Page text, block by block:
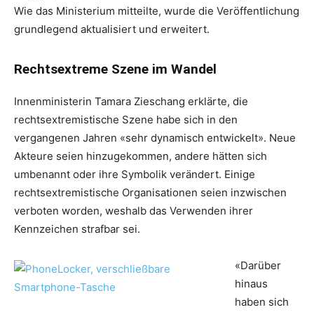
Wie das Ministerium mitteilte, wurde die Veröffentlichung
grundlegend aktualisiert und erweitert.
Rechtsextreme Szene im Wandel
Innenministerin Tamara Zieschang erklärte, die
rechtsextremistische Szene habe sich in den
vergangenen Jahren «sehr dynamisch entwickelt». Neue
Akteure seien hinzugekommen, andere hätten sich
umbenannt oder ihre Symbolik verändert. Einige
rechtsextremistische Organisationen seien inzwischen
verboten worden, weshalb das Verwenden ihrer
Kennzeichen strafbar sei.
«Darüber
hinaus
haben sich